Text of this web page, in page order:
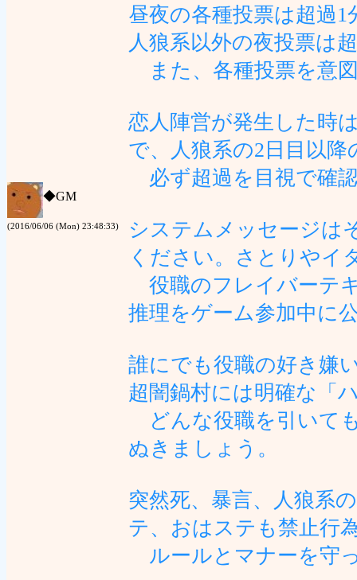
◆GM
(2016/06/06 (Mon) 23:48:33)
昼夜の各種投票は超過1
人狼系以外の夜投票は
また、各種投票を意
恋人陣営が発生した時
で、人狼系の2日目以降
必ず超過を目視で確
システムメッセージは
ください。さとりやイ
役職のフレイバーテ
推理をゲーム参加中に
誰にでも役職の好き嫌
超闇鍋村には明確な「
どんな役職を引いて
ぬきましょう。
突然死、暴言、人狼系
テ、おはステも禁止行
ルールとマナーを守